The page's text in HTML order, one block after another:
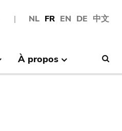
NL FR EN DE 中文
À propos